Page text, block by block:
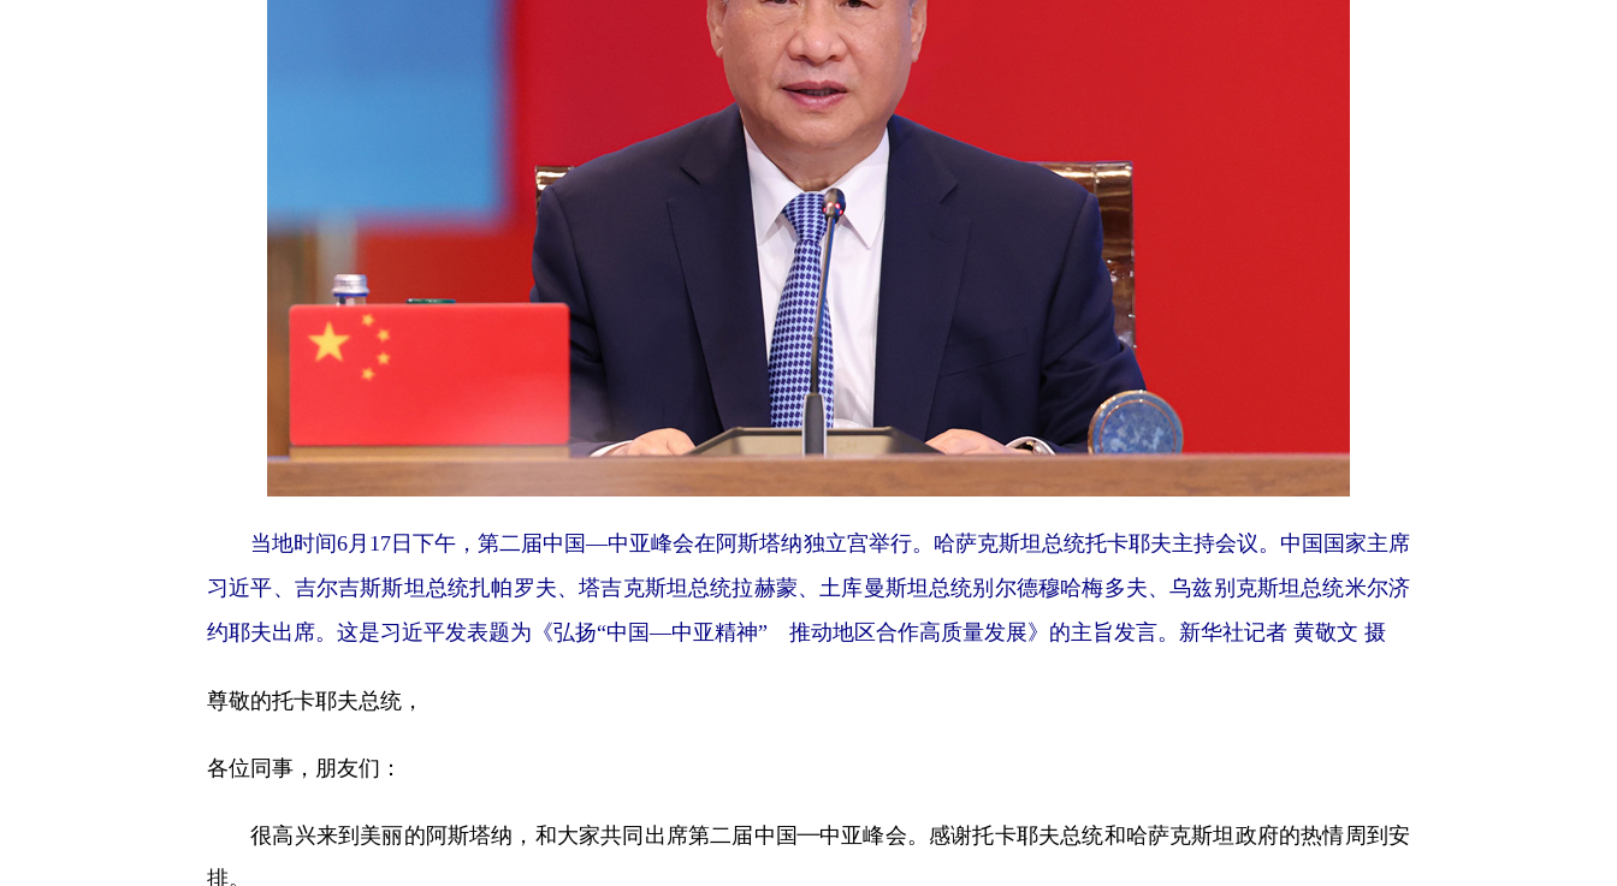
当地时间6月17日下午，第二届中国—中亚峰会在阿斯塔纳独立宫举行。哈萨克斯坦总统托卡耶夫主持会议。中国国家主席
习近平、吉尔吉斯斯坦总统扎帕罗夫、塔吉克斯坦总统拉赫蒙、土库曼斯坦总统别尔德穆哈梅多夫、乌兹别克斯坦总统米尔济
约耶夫出席。这是习近平发表题为《弘扬“中国—中亚精神” 推动地区合作高质量发展》的主旨发言。新华社记者 黄敬文 摄
尊敬的托卡耶夫总统，
各位同事，朋友们：
很高兴来到美丽的阿斯塔纳，和大家共同出席第二届中国—中亚峰会。感谢托卡耶夫总统和哈萨克斯坦政府的热情周到安
排。